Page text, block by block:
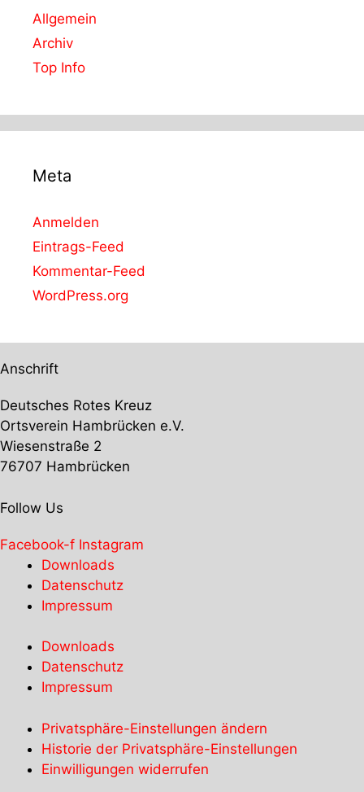
Allgemein
Archiv
Top Info
Meta
Anmelden
Eintrags-Feed
Kommentar-Feed
WordPress.org
Anschrift
Deutsches Rotes Kreuz
Ortsverein Hambrücken e.V.
Wiesenstraße 2
76707 Hambrücken
Follow Us
Facebook-f Instagram
Downloads
Datenschutz
Impressum
Downloads
Datenschutz
Impressum
Privatsphäre-Einstellungen ändern
Historie der Privatsphäre-Einstellungen
Einwilligungen widerrufen